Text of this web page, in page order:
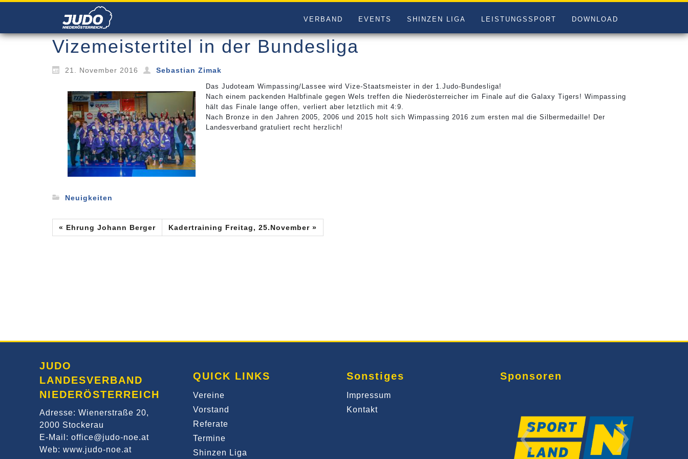
VERBAND EVENTS SHINZEN LIGA LEISTUNGSSPORT DOWNLOAD
Vizemeistertitel in der Bundesliga
21. November 2016 Sebastian Zimak
Das Judoteam Wimpassing/Lassee wird Vize-Staatsmeister in der 1.Judo-Bundesliga!
Nach einem packenden Halbfinale gegen Wels treffen die Niederösterreicher im Finale auf die Galaxy Tigers! Wimpassing
hält das Finale lange offen, verliert aber letztlich mit 4:9.
Nach Bronze in den Jahren 2005, 2006 und 2015 holt sich Wimpassing 2016 zum ersten mal die Silbermedaille! Der
Landesverband gratuliert recht herzlich!
Neuigkeiten
« Ehrung Johann Berger Kadertraining Freitag, 25.November »
JUDO
LANDESVERBAND
NIEDERÖSTERREICH
Adresse: Wienerstraße 20,
2000 Stockerau
E-Mail: office@judo-noe.at
Web: www.judo-noe.at
QUICK LINKS
Vereine
Vorstand
Referate
Termine
Shinzen Liga
Sonstiges
Impressum
Kontakt
Sponsoren